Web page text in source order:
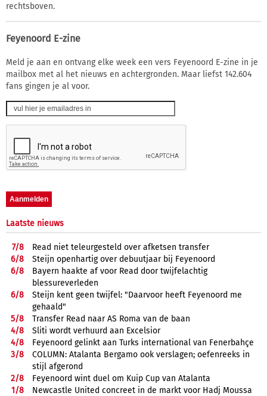
rechtsboven.
Feyenoord E-zine
Meld je aan en ontvang elke week een vers Feyenoord E-zine in je
mailbox met al het nieuws en achtergronden. Maar liefst 142.604
fans gingen je al voor.
Laatste nieuws
7/8
Read niet teleurgesteld over afketsen transfer
6/8
Steijn openhartig over debuutjaar bij Feyenoord
6/8
Bayern haakte af voor Read door twijfelachtig
blessureverleden
6/8
Steijn kent geen twijfel: "Daarvoor heeft Feyenoord me
gehaald"
5/8
Transfer Read naar AS Roma van de baan
4/8
Sliti wordt verhuurd aan Excelsior
4/8
Feyenoord gelinkt aan Turks international van Fenerbahçe
3/8
COLUMN: Atalanta Bergamo ook verslagen; oefenreeks in
stijl afgerond
2/8
Feyenoord wint duel om Kuip Cup van Atalanta
1/8
Newcastle United concreet in de markt voor Hadj Moussa